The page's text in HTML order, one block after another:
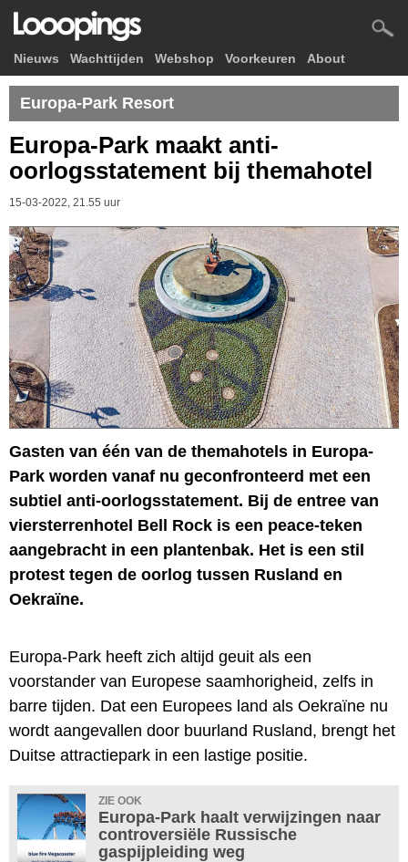
Nieuws Wachttijden Webshop Voorkeuren About
Europa-Park Resort
Europa-Park maakt anti-
oorlogsstatement bij themahotel
15-03-2022, 21.55 uur
Gasten van één van de themahotels in Europa-
Park worden vanaf nu geconfronteerd met een
subtiel anti-oorlogsstatement. Bij de entree van
viersterrenhotel Bell Rock is een peace-teken
aangebracht in een plantenbak. Het is een stil
protest tegen de oorlog tussen Rusland en
Oekraïne.
Europa-Park heeft zich altijd geuit als een
voorstander van Europese saamhorigheid, zelfs in
barre tijden. Dat een Europees land als Oekraïne nu
wordt aangevallen door buurland Rusland, brengt het
Duitse attractiepark in een lastige positie.
ZIE OOK
Europa-Park haalt verwijzingen naar
controversiële Russische
gaspijpleiding weg